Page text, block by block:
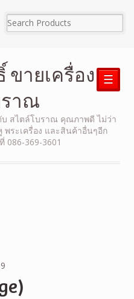
ายเครื่อง
าณ
บ สไตล์โบราณ คุณภาพดี ไม่ว่า
พระเครื่อง และสินค้าอื่นๆอีก
086-369-3601
☰